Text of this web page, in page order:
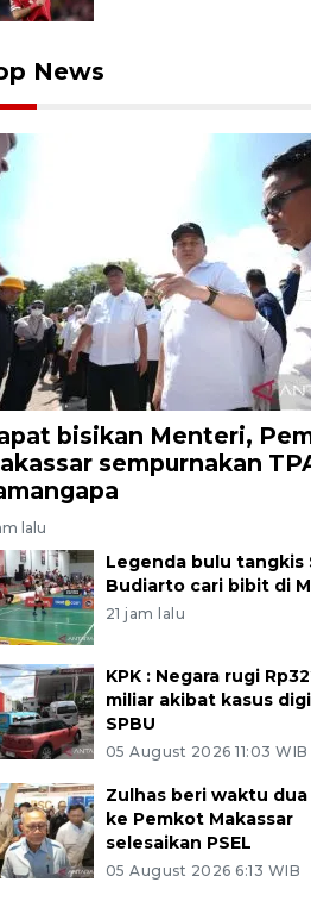
News
bisikan Menteri,
sempurnakan
lalu
Legenda bulu tangkis
Budiarto cari bibit di
21 jam lalu
KPK : Negara rugi
miliar akibat kasus
SPBU
05 August 2026 11:03 WIB
Zulhas beri waktu
ke Pemkot Makassar
selesaikan PSEL
05 August 2026 6:13 WIB